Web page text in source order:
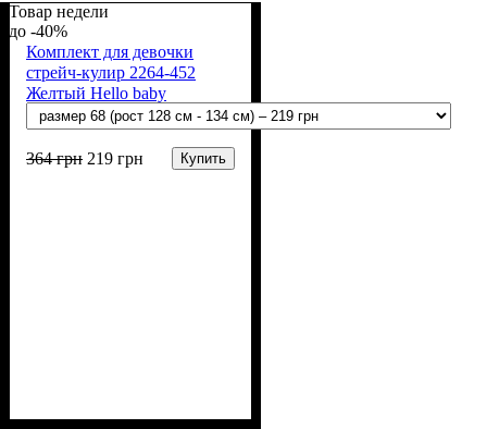
Товар недели
-40%
Комплект для девочки
стрейч-кулир 2264-452
Желтый Hello baby
364грн 219 грн Купить